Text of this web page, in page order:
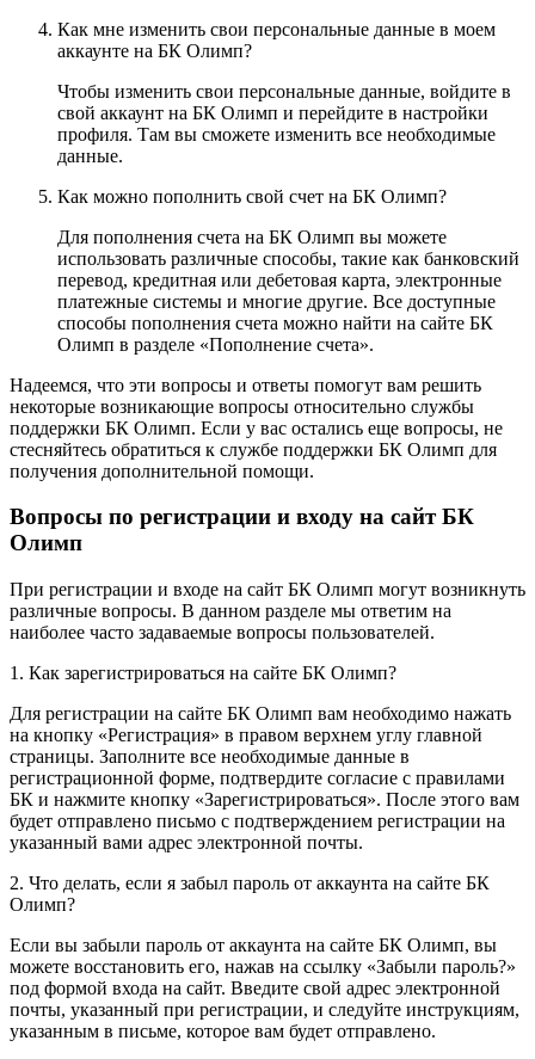
Как мне изменить свои персональные данные в моем
аккаунте на БК Олимп?
Чтобы изменить свои персональные данные, войдите в
свой аккаунт на БК Олимп и перейдите в настройки
профиля. Там вы сможете изменить все необходимые
данные.
Как можно пополнить свой счет на БК Олимп?
Для пополнения счета на БК Олимп вы можете
использовать различные способы, такие как банковский
перевод, кредитная или дебетовая карта, электронные
платежные системы и многие другие. Все доступные
способы пополнения счета можно найти на сайте БК
Олимп в разделе «Пополнение счета».
Надеемся, что эти вопросы и ответы помогут вам решить
некоторые возникающие вопросы относительно службы
поддержки БК Олимп. Если у вас остались еще вопросы, не
стесняйтесь обратиться к службе поддержки БК Олимп для
получения дополнительной помощи.
Вопросы по регистрации и входу на сайт БК
Олимп
При регистрации и входе на сайт БК Олимп могут возникнуть
различные вопросы. В данном разделе мы ответим на
наиболее часто задаваемые вопросы пользователей.
1. Как зарегистрироваться на сайте БК Олимп?
Для регистрации на сайте БК Олимп вам необходимо нажать
на кнопку «Регистрация» в правом верхнем углу главной
страницы. Заполните все необходимые данные в
регистрационной форме, подтвердите согласие с правилами
БК и нажмите кнопку «Зарегистрироваться». После этого вам
будет отправлено письмо с подтверждением регистрации на
указанный вами адрес электронной почты.
2. Что делать, если я забыл пароль от аккаунта на сайте БК
Олимп?
Если вы забыли пароль от аккаунта на сайте БК Олимп, вы
можете восстановить его, нажав на ссылку «Забыли пароль?»
под формой входа на сайт. Введите свой адрес электронной
почты, указанный при регистрации, и следуйте инструкциям,
указанным в письме, которое вам будет отправлено.